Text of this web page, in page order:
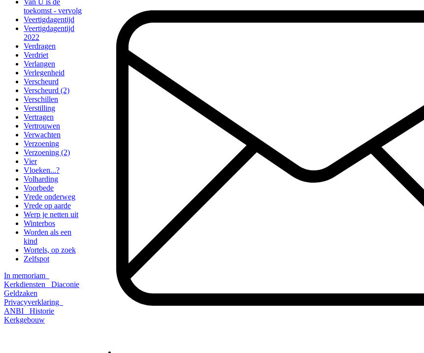
Van U is de
toekomst - vervolg
Veertigdagentijd
Veertigdagentijd
2022
Verdragen
Verdriet
Verlangen
Verlegenheid
Verscheurd
Verscheurd (2)
Verschillen
Verstilling
Vertragen
Vertrouwen
Verwachten
Verzoening
Verzoening (2)
Vier
Vloeken...?
Volharding
Voorbede
Vrede onderweg
Vrede op aarde
Werp je netten uit
Winterbos
Worden als een
kind
Wortels, op zoek
Zelfspot
In memoriam
Kerkdiensten
Diaconie
Geldzaken
Privacyverklaring
ANBI
Historie
Kerkgebouw